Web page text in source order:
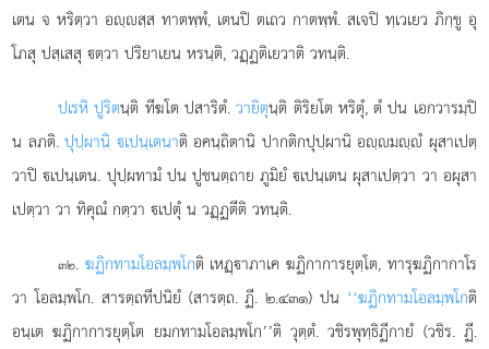
เตน จ หริตฺวา อฺสฺส ทาตพฺพํ, เตนปิ ตเถว กาตพฺพํ. สเจปิ ทฺเวเยว ภิกฺขู อุ
โภสุ ปสฺเสสุ ตฺวา ปริยาเยน หรนฺติ, วฏฺฏติเยวาติ วทนฺติ.
ปเรหิ ปูริตนฺติ ทีฆโต ปสาริตํ.วายิตุนฺติ ติริยโต หริตุํ, ตํ ปน เอกวารมฺปิ
น ลภติ.ปุปฺผานิ เปนฺเตนาติ อคนฺถิตานิ ปากติกปุปฺผานิ อฺมฺํ ผุสาเปตฺ
วาปิ เปนฺเตน. ปุปฺผทามํ ปน ปูชนตฺถาย ภูมิยํ เปนฺเตน ผุสาเปตฺวา วา อผุสา
เปตฺวา วา ทิคุณํ กตฺวา เปตุํ น วฏฺฏตีติ วทนฺติ.
๓๒. ฆฏิกทามโอลมฺพโกติ เหฏฺาภาเค ฆฏิกาการยุตฺโต, ทารุฆฏิกากาโร
วา โอลมฺพโก. สารตฺถทีปนิยํ (สารตฺถ. ฏี. ๒.๔๓๑) ปน ‘‘ฆฏิกทามโอลมฺพโกติ
อนฺเต ฆฏิกาการยุตฺโต ยมกทามโอลมฺพโก’’ติ วุตฺตํ. วชิรพุทฺธิฏีกายํ (วชิร. ฏี.